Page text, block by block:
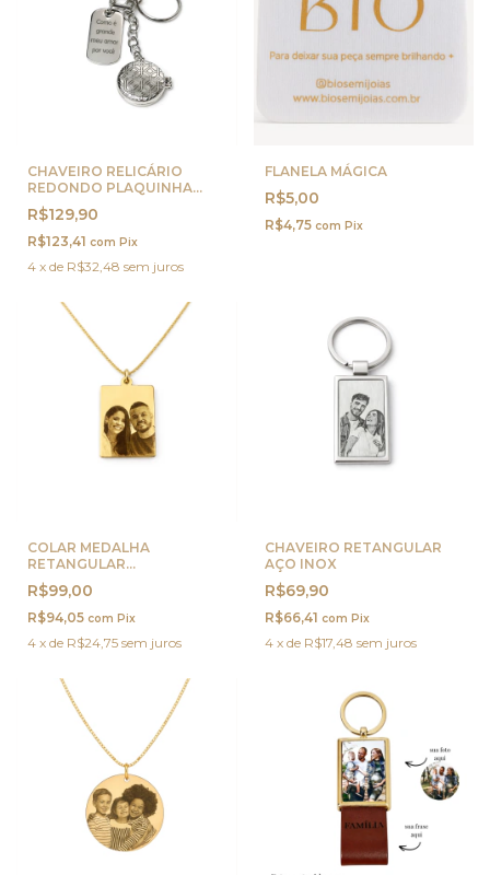
CHAVEIRO RELICÁRIO
REDONDO PLAQUINHA
PERSONALIZADA PRATA
R$129,90
R$123,41 com Pix
4 x de R$32,48 sem juros
FLANELA MÁGICA
R$5,00
R$4,75 com Pix
COLAR MEDALHA
RETANGULAR
PERSONALIZADA OURO
R$99,00
R$94,05 com Pix
4 x de R$24,75 sem juros
CHAVEIRO RETANGULAR
AÇO INOX
R$69,90
R$66,41 com Pix
4 x de R$17,48 sem juros